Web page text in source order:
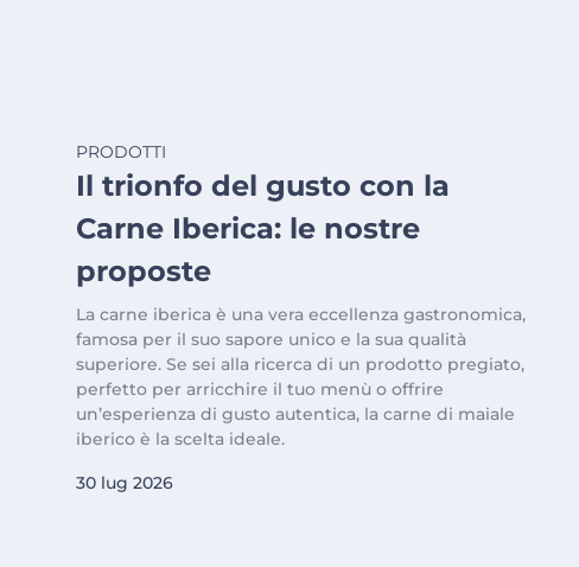
PRODOTTI
Il trionfo del gusto con la
Carne Iberica: le nostre
proposte
La carne iberica è una vera eccellenza gastronomica,
famosa per il suo sapore unico e la sua qualità
superiore. Se sei alla ricerca di un prodotto pregiato,
perfetto per arricchire il tuo menù o offrire
un’esperienza di gusto autentica, la carne di maiale
iberico è la scelta ideale.
30 lug 2026